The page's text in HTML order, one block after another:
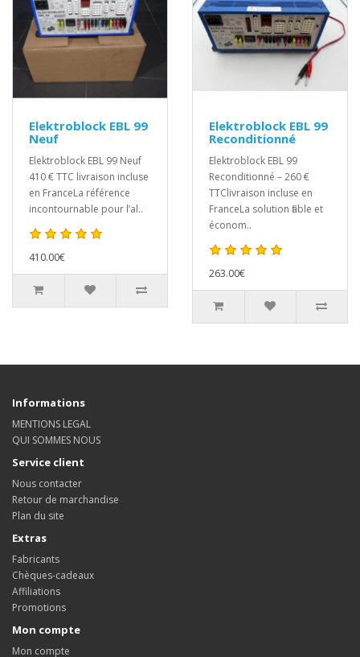
Elektroblock EBL 99
Neuf
Elektroblock EBL 99 Neuf
410 € TTC livraison incluse
en FranceLa référence
incontournable pour l’al..
410.00€
Elektroblock EBL 99
Reconditionné
Elektroblock EBL 99
Reconditionné – 260 €
TTClivraison incluse en
FranceLa solution fiable et
économ..
263.00€
Informations
MENTIONS LEGAL
QUI SOMMES NOUS
Service client
Nous contacter
Retour de marchandise
Plan du site
Extras
Fabricants
Chèques-cadeaux
Affiliations
Promotions
Mon compte
Mon compte